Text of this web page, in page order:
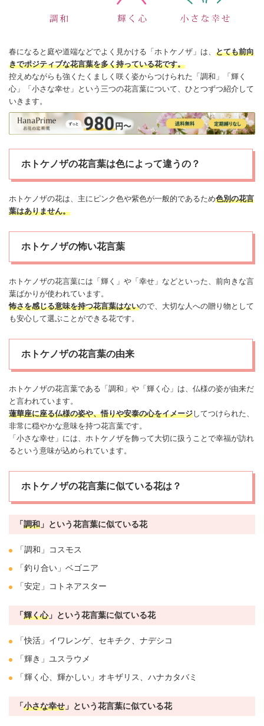
春になると庭や道端などでよく見かける「ホトケノザ」は、 とても前向
きでポジティブな花言葉を多く持っている花です。
控えめながらも強くたくましく咲く姿からつけられた「調和」「輝く
心」「小さな幸せ 」という三つの花言葉について、ひとつずつ紹介して
いきます。
ホトケノザの花言葉は色によって違うの？
ホトケノザの花は、主にピンク色や紫色が一般的であるため色別の花言
葉はありません。
ホトケノザの怖い花言葉
ホトケノザの花言葉には「輝く」や「幸せ 」などといった、前向きな言
葉ばかりが使われています。
怖さを感じる意味を持つ花言葉はないので、大切な人への贈り物として
も安心して選ぶことができる花です。
ホトケノザの花言葉の由来
ホトケノザの花言葉である「調和」や「輝く心」は、仏様の姿が由来だ
と言われています。
蓮華座に座る仏様の姿や、悟りや安泰の心をイメージしてつけられた、
非常に穏やかな意味を持つ花言葉です。
「小さな幸せ 」には、ホトケノザを飾って大切に扱うことで幸福が訪れ
るという意味が込められています。
ホトケノザの花言葉に似ている花は？
「調和」という花言葉に似ている花
「調和」
コスモス
「釣り合い」 ベゴニア
「安定」コトネアスター
「輝く心」という花言葉に似ている花
「快活」 イワレンゲ、セキチク、 ナデシコ
「輝き」 ユスラウメ
「輝く心、輝かしい」 オキザリス、ハナカタバミ
「小さな幸せ」という花言葉に似ている花